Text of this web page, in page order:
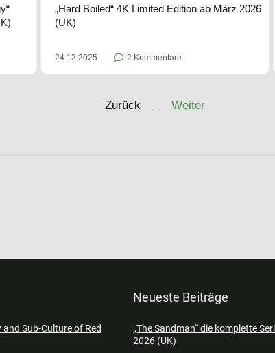
„Hard Boiled“ 4K Limited Edition ab März 2026
(UK)
24.12.2025 2 Kommentare
Zurück Weiter
Sub-Culture of Red
Neueste Beiträge
„The Sandman“ die komplette
2026 (UK)